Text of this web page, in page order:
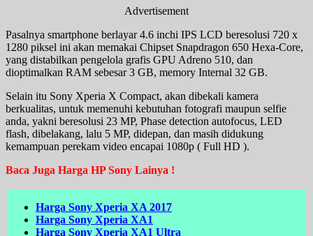
Advertisement
Pasalnya smartphone berlayar 4.6 inchi IPS LCD beresolusi 720 x
1280 piksel ini akan memakai Chipset Snapdragon 650 Hexa-Core,
yang distabilkan pengelola grafis GPU Adreno 510, dan
dioptimalkan RAM sebesar 3 GB, memory Internal 32 GB.
Selain itu Sony Xperia X Compact, akan dibekali kamera
berkualitas, untuk memenuhi kebutuhan fotografi maupun selfie
anda, yakni beresolusi 23 MP, Phase detection autofocus, LED
flash, dibelakang, lalu 5 MP, didepan, dan masih didukung
kemampuan perekam video encapai 1080p ( Full HD ).
Baca Juga Harga HP Sony Lainya !
Harga Sony Xperia XA 2017
Harga Sony Xperia XA1
Harga Sony Xperia XA1 Ultra